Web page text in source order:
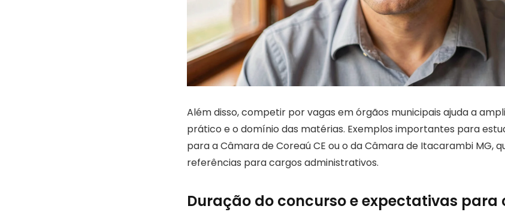
Além disso, competir por vagas em órgãos municipais ajuda a
prático e o domínio das matérias. Exemplos importantes para
para a Câmara de Coreaú CE ou o da Câmara de Itacarambi MG,
referências para cargos administrativos.
Duração do concurso e expectativas para